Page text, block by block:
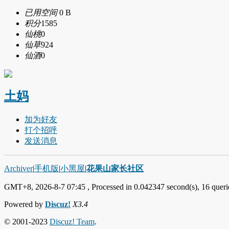
已用空间0 B
积分1585
仙桃0
仙草924
仙酒0
土妈
加为好友
打个招呼
发送消息
Archiver|手机版|小黑屋|花果山家长社区
GMT+8, 2026-8-7 07:45 , Processed in 0.042347 second(s), 16
Powered by Discuz! X3.4
© 2001-2023 Discuz! Team.